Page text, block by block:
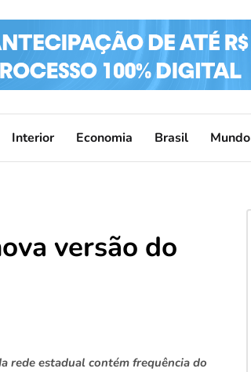
Interior Economia Brasil Mundo
versão do
rede estadual contém frequência do